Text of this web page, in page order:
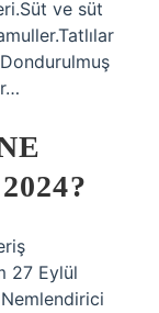
ve süt
27 Eylül